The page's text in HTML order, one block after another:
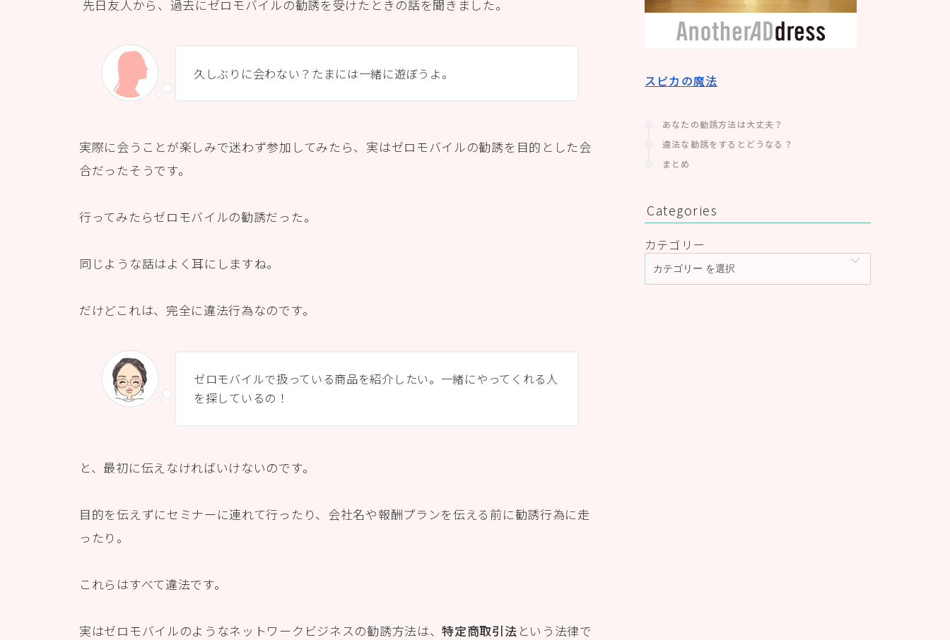
先日友人から、過去にゼロモバイルの勧誘を受けたときの話を聞きました。
久しぶりに会わない？たまには一緒に遊ぼうよ。
実際に会うことが楽しみで迷わず参加してみたら、実はゼロモバイルの勧誘を目的とした会
合だったそうです。
行ってみたらゼロモバイルの勧誘だった。
同じような話はよく耳にしますね。
だけどこれは、完全に違法行為なのです。
ゼロモバイルで扱っている商品を紹介したい。一緒にやってくれる人
を探しているの！
と、最初に伝えなければいけないのです。
目的を伝えずにセミナーに連れて行ったり、会社名や報酬プランを伝える前に勧誘行為に走
ったり。
これらはすべて違法です。
実はゼロモバイルのようなネットワークビジネスの勧誘方法は、特定商取引法 という法律で
スピカの魔法
あなたの勧誘方法は大丈夫？
違法な勧誘をするとどうなる？
まとめ
Categories
カテゴリー